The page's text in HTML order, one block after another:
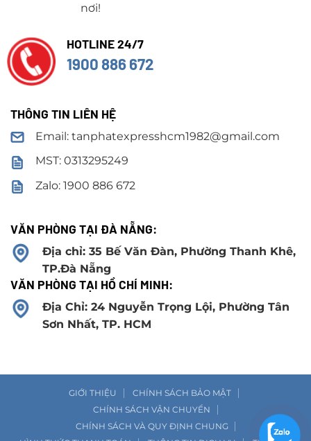
nơi!
HOTLINE 24/7
1900 886 672
THÔNG TIN LIÊN HỆ
Email: tanphatexpresshcm1982@gmail.com
MST: 0313295249
Zalo: 1900 886 672
VĂN PHÒNG TẠI ĐÀ NẴNG:
Địa chỉ: 35 Bế Văn Đàn, Phường Thanh Khê,
TP.Đà Nẵng
VĂN PHÒNG TẠI HỒ CHÍ MINH:
Địa Chỉ: 24 Nguyễn Trọng Lội, Phường Tân
Sơn Nhất, TP. HCM
GIỚI THIỆU
CHÍNH SÁCH BẢO MẬT
CHÍNH SÁCH VẬN CHUYỂN
CHÍNH SÁCH VÀ QUY ĐỊNH CHUNG